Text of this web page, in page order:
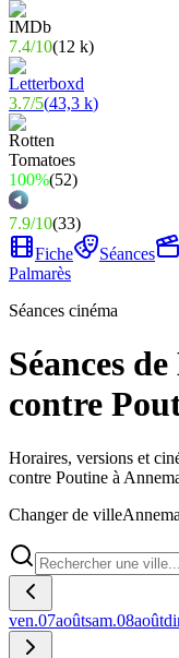
7.4/10(12 k)
3.7/5(43,3 k)
100%(52)
7.9/10(33)
Fiche
Séances
Palmarès
Séances cinéma
Séances
contre
Horaires, versions et
contre Poutine à
Changer de ville
ven.07aoûtsam.08août